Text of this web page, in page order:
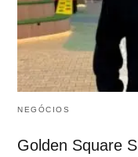
NEGÓCIOS
Golden Square